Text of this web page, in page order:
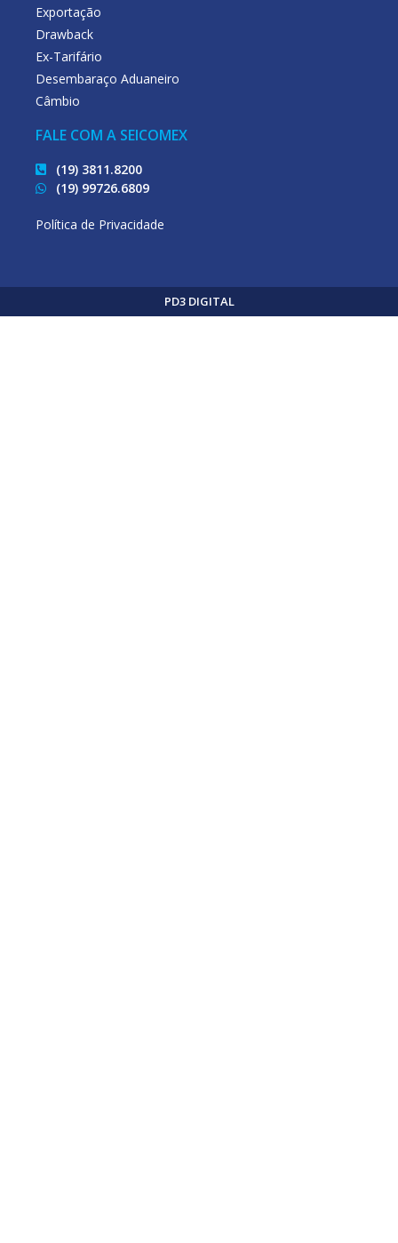
Exportação
Drawback
Ex-Tarifário
Desembaraço Aduaneiro
Câmbio
FALE COM A SEICOMEX
(19) 3811.8200
(19) 99726.6809
Política de Privacidade
PD3 DIGITAL